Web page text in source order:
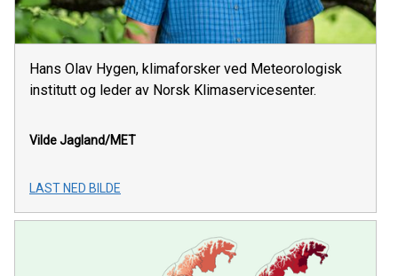
Hans Olav Hygen, klimaforsker ved Meteorologisk
institutt og leder av Norsk Klimaservicesenter.
Vilde Jagland/MET
LAST NED BILDE